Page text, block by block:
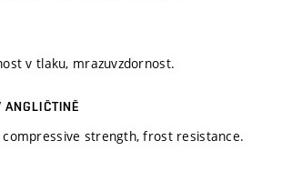
v tlaku, mrazuvzdornost.
ANGLIČTINĚ
compressive strength, frost resistance.